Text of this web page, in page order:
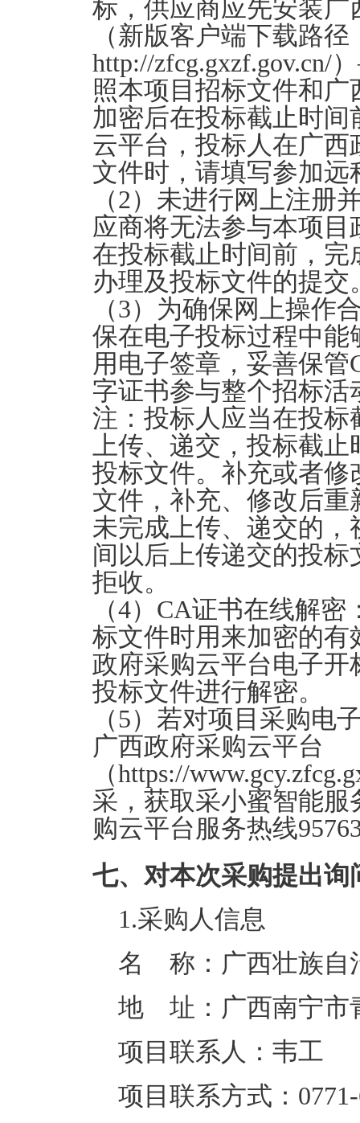
标，供应商应先安装
（新版客户端下载路
http://
照本项目招标文件和
加密后在投标截止时
云平台，投标人在广
文件时，请填写参加
（2）未进行网上注册
应商将无法参与本项
在投标截止时间前，
办理及投标文件的提交
（3）为确保网上操作
保在电子投标过程中
用电子签章，妥善保
字证书参与整个招标活
注：投标人应当在投
上传、递交，投标截
投标文件。补充或者
文件，补充、修改后
未完成上传、递交的
间以后上传递交的投
拒收。
（4）CA证书在线解
标文件时用来加密的
政府采购云平台电子
投标文件进行解密。
（5）若对项目采购电
广西政府采购云平台
（https://
采，获取采小蜜智能
购云平台服务热线
七、对本次采购提出
1.采购人信息
名 称： 广西壮族自
地 址： 广西南宁市
项目联系人： 韦工
项目联系方式：